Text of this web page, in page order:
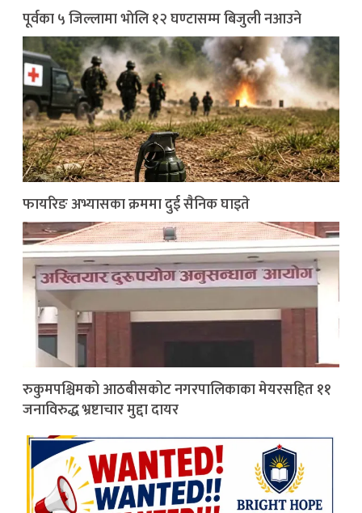
पूर्वका ५ जिल्लामा भाेलि १२ घण्टासम्म बिजुली नआउने
फायरिङ अभ्यासका क्रममा दुई सैनिक घाइते
रुकुमपश्चिमको आठबीसकोट नगरपालिकाका मेयरसहित ११
जनाविरुद्ध भ्रष्टाचार मुद्दा दायर